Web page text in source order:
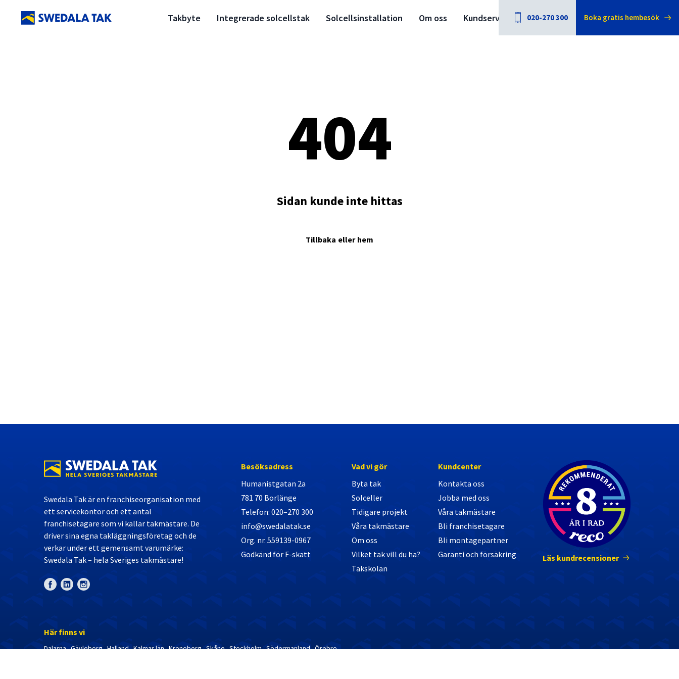
Takbyte Integrerade solcellstak Solcellsinstallation Om oss Kundservice 020-270 300 Boka gratis hembesök
404
Sidan kunde inte hittas
Tillbaka eller hem
Swedala Tak är en franchiseorganisation med
ett servicekontor och ett antal
franchisetagare som vi kallar takmästare. De
driver sina egna takläggningsföretag och de
verkar under ett gemensamt varumärke:
Swedala Tak – hela Sveriges takmästare!
Besöksadress
Humanistgatan 2a
781 70 Borlänge
Telefon: 020–270 300
info@swedalatak.se
Org. nr. 559139-0967
Godkänd för F-skatt
Vad vi gör
Byta tak
Solceller
Tidigare projekt
Våra takmästare
Om oss
Vilket tak vill du ha?
Takskolan
Kundcenter
Kontakta oss
Jobba med oss
Våra takmästare
Bli franchisetagare
Bli montagepartner
Garanti och försäkring
Nöjda kunder
Läs kundrecensioner
Här finns vi
Dalarna Gävleborg Halland Kalmar län Kronoberg Skåne Stockholm Södermanland Örebro